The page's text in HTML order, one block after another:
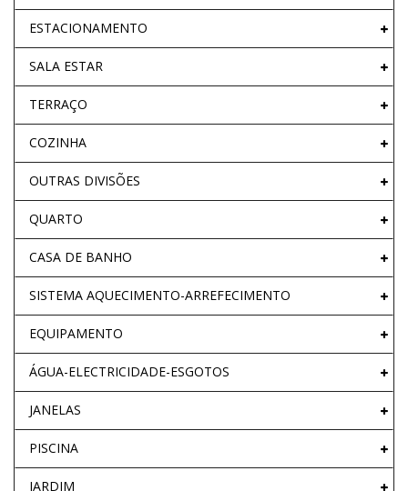
ESTACIONAMENTO
SALA ESTAR
TERRAÇO
COZINHA
OUTRAS DIVISÕES
QUARTO
CASA DE BANHO
SISTEMA AQUECIMENTO-ARREFECIMENTO
EQUIPAMENTO
ÁGUA-ELECTRICIDADE-ESGOTOS
JANELAS
PISCINA
JARDIM